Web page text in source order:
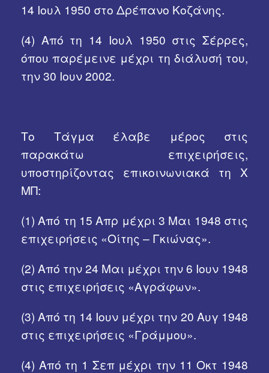
14 Ιουλ 1950 στο Δρέπανο Κοζάνης.
(4) Από τη 14 Ιουλ 1950 στις Σέρρες,
όπου παρέμεινε μέχρι τη διάλυσή του,
την 30 Ιουν 2002.
Το Τάγμα έλαβε μέρος στις
παρακάτω επιχειρήσεις,
υποστηρίζοντας επικοινωνιακά τη Χ
ΜΠ:
(1) Από τη 15 Απρ μέχρι 3 Μαι 1948 στις
επιχειρήσεις «Οίτης – Γκιώνας».
(2) Από την 24 Μαι μέχρι την 6 Ιουν 1948
στις επιχειρήσεις «Αγράφων».
(3) Από τη 14 Ιουν μέχρι την 20 Αυγ 1948
στις επιχειρήσεις «Γράμμου».
(4) Από τη 1 Σεπ μέχρι την 11 Οκτ 1948